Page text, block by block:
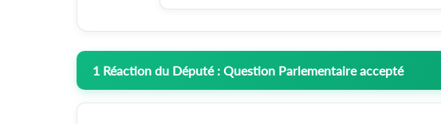
1 Réaction du Député : Question Parlementaire accepté